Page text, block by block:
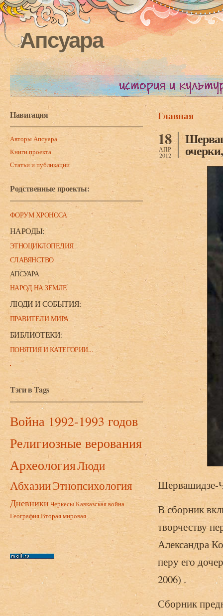
Апсуара
Навигация
Авторы Апсуара
Книги проекта
Статьи и публикации
Родственные проекты:
ФОРУМ ХРОНОСА
НАРОДЫ:
ЭТНОЦИКЛОПЕДИЯ
СЛАВЯНСТВО
АПСУАРА
НАРОД НА ЗЕМЛЕ
ЛЮДИ И СОБЫТИЯ:
ПРАВИТЕЛИ МИРА
БИБЛИОТЕКИ:
ПОНЯТИЯ И КАТЕГОРИИ...
Тэги в Tags
Война 1992-1993 годов
Религиозные верования
АрхеологияЛюди
АбхазииЭтнопсихология
Дневники ЧеркесыКавказская война
ГеографияВторая мировая
Вы здесь
Главная
18
АПР
2012
Шервашидзе-
В сборник
творчеству
Александра
перу его
2006) .
Сборник